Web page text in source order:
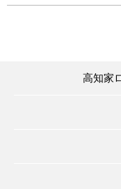
高知家